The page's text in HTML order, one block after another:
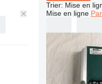
Trier: Mise en
Mise en ligne